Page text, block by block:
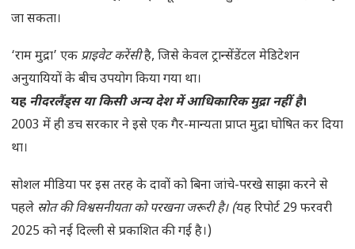
जा सकता।
‘राम मुद्रा’ एक प्राइवेट करेंसीहै, जिसे केवल ट्रान्सेंडेंटल मेडिटेशन
अनुयायियों के बीच उपयोग किया गया था।
यह नीदरलैंड्स या किसी अन्य देश में आधिकारिक मुद्रा नहीं है।
2003 में ही डच सरकार ने इसे एक गैर-मान्यता प्राप्त मुद्रा घोषित कर दिया
था।
सोशल मीडिया पर इस तरह के दावों को बिना जांचे-परखे साझा करने से
पहले स्रोत की विश्वसनीयता को परखना जरूरी है। (यह रिपोर्ट 29 फरवरी
2025 को नई दिल्ली से प्रकाशित की गई है।)